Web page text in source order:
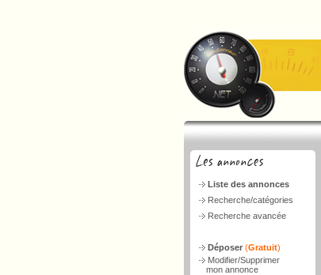
Liste des annonces
Recherche/catégories
Recherche avancée
Déposer (Gratuit)
Modifier/Supprimer
mon annonce